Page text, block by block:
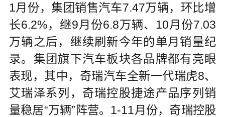
1月份，集团销售汽车7.47万辆，环比增
长6.2%，继9月份6.8万辆、10月份7.03
万辆之后，继续刷新今年的单月销量纪
录。集团旗下汽车板块各品牌都有亮眼
表现，其中，奇瑞汽车全新一代瑞虎8、
艾瑞泽系列，奇瑞控股捷途产品序列销
量稳居“万辆”阵营。1-11月份，奇瑞控股